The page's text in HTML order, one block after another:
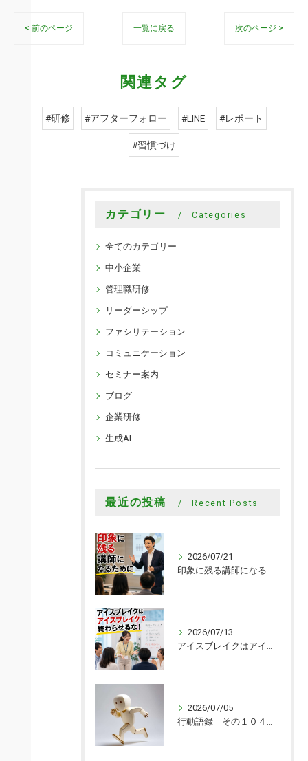
< 前のページ 一覧に戻る 次のページ >
関連タグ
#研修 #アフターフォロー #LINE #レポート
#習慣づけ
カテゴリー Categories
全てのカテゴリー
中小企業
管理職研修
リーダーシップ
ファシリテーション
コミュニケーション
セミナー案内
ブログ
企業研修
生成AI
最近の投稿 Recent Posts
2026/07/21
印象に残る講師になるために
2026/07/13
アイスブレイクはアイスブレイクで終わらせるな！
2026/07/05
行動語録 その１０４０ 行動あるのみ！